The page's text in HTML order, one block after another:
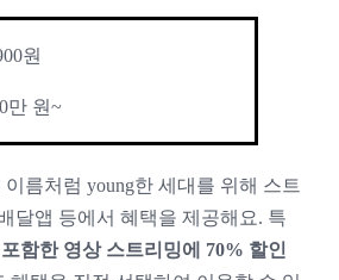
원
만 원~
이름처럼 young한 세대를 위해 스트
달앱 등에서 혜택을 제공해요. 특
함한 영상 스트리밍에 70% 할인